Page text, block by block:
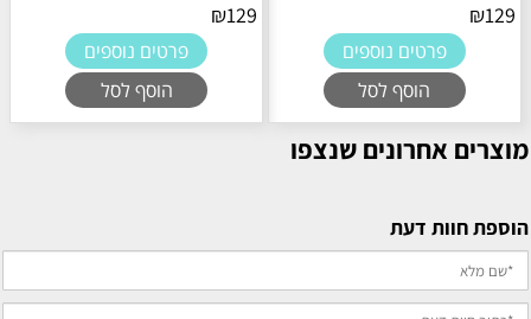
₪129
פרטים נוספים
הוסף לסל
₪129
פרטים נוספים
הוסף לסל
מוצרים אחרונים שנצפו
הוספת חוות דעת